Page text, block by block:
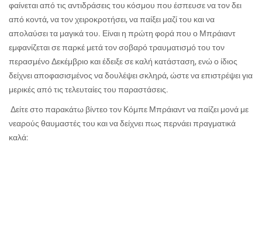
φαίνεται από τις αντιδράσεις του κόσμου που έσπευσε να τον δει
από κοντά, να τον χειροκροτήσει, να παίξει μαζί του και να
απολαύσει τα μαγικά του. Είναι η πρώτη φορά που ο Μπράιαντ
εμφανίζεται σε παρκέ μετά τον σοβαρό τραυματισμό του τον
περασμένο Δεκέμβριο και έδειξε σε καλή κατάσταση, ενώ ο ίδιος
δείχνει αποφασισμένος να δουλέψει σκληρά, ώστε να επιστρέψει για
μερικές από τις τελευταίες του παραστάσεις.
Δείτε στο παρακάτω βίντεο τον Κόμπε Μπράιαντ να παίζει μονά με
νεαρούς θαυμαστές του και να δείχνει πως περνάει πραγματικά
καλά: